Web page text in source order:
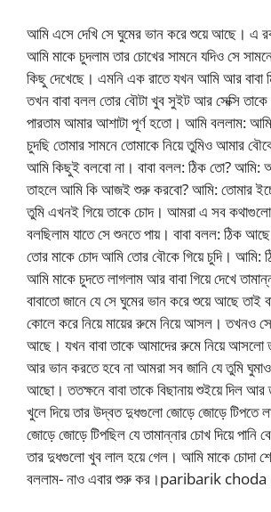
আমি এসে দেখি সে ঘুমের ভান করে শুয়ে আছে। এ
আমি মাকে চুদলাম তার চোখের সামনে যদিও সে
কিছু দেখেছে। এমনি এক রাতে যখন আমি আর বাবা
তখন বাবা বলল তোর বৌটা খুব সুইট আর সেক্সি তাকে
পারতাম আমার আশাটা পূর্ণ হতো। আমি বললাম:
চুদছি তোমার সামনে তোমাকে নিয়ে তুমিও আমার
আমি কিছুই বলবো না। বাবা বলল: ঠিক তো? আমি:
তাহলে আমি কি আজই শুরু করবো? আমি: তোমার
তুমি এখনই গিয়ে তাকে চোদ। আমরা এ সব
বলছিলাম যাতে সে শুনতে পায়। বাবা বলল: ঠিক
তোর মাকে চোদ আমি তোর বৌকে গিয়ে চুদি। আমি:
আমি মাকে চুদতে লাগলাম আর বাবা গিয়ে দেখে
বাবাতো জানে যে সে ঘুমের ভান করে শুয়ে আছে তাই
কোলে করে নিয়ে মায়ের রুমে নিয়ে আসল। তখনও
আছে। যখন বাবা তাকে আমাদের রুমে নিয়ে
আর ভান করতে হবে না আমরা সব জানি যে তুমি
আছো। ততক্ষনে বাবা তাকে বিছানায় শুইয়ে দিল আর
খুলে দিয়ে তার উদ্বত দুধগুলো জোড়ে জোড়ে টিপতে
জোড়ে জোড়ে টিপছিল যে তামান্নার চোখ দিয়ে পানি
তার দুধগুলো খুব লাল হয়ে গেল। আমি মাকে চোদা
বললাম- নাও এবার শুরু কর।paribarik